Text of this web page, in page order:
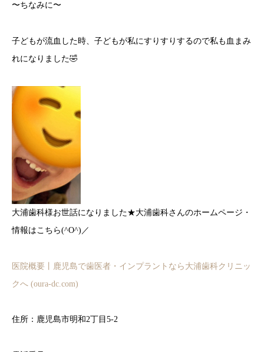
〜ちなみに〜
子どもが流血した時、子どもが私にすりすりするので私も血まみ
れになりました🤣
大浦歯科様お世話になりました★大浦歯科さんのホームページ・
情報はこちら(^O^)／
医院概要丨鹿児島で歯医者・インプラントなら大浦歯科クリニッ
クへ (oura-dc.com)
住所：鹿児島市明和2丁目5-2